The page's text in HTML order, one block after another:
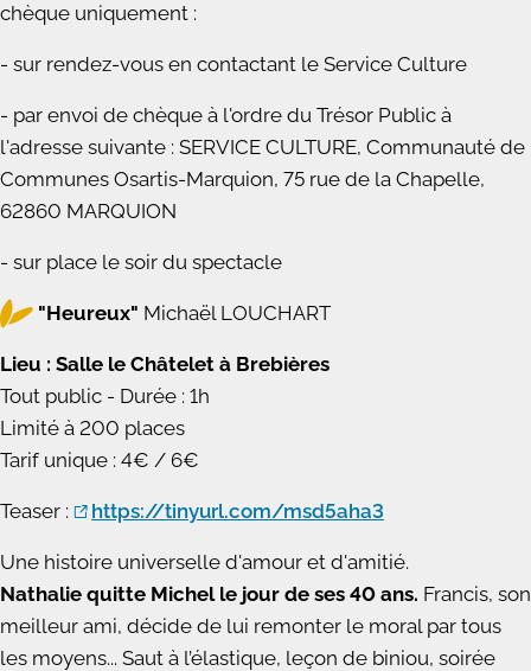
chèque uniquement :
- sur rendez-vous en contactant le Service Culture
- par envoi de chèque à l'ordre du Trésor Public à
l'adresse suivante : SERVICE CULTURE, Communauté de
Communes Osartis-Marquion, 75 rue de la Chapelle,
62860 MARQUION
- sur place le soir du spectacle
"Heureux" Michaël LOUCHART
Lieu : Salle le Châtelet à Brebières
Tout public - Durée : 1h
Limité à 200 places
Tarif unique : 4€ / 6€
Teaser : https://tinyurl.com/msd5aha3
Une histoire universelle d'amour et d'amitié.
Nathalie quitte Michel le jour de ses 40 ans. Francis, son
meilleur ami, décide de lui remonter le moral par tous
les moyens... Saut à l’élastique, leçon de biniou, soirée